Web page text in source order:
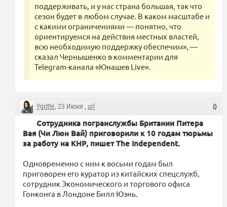
поддерживать, и у нас страна большая, так что
сезон будет в любом случае. В каком масштабе и
с какими ограничениями — понятно, что
ориентируемся на действия местных властей,
всю необходимую поддержку обеспечим», —
сказал Чернышенко в комментарии для
Telegram-канала «Юнашев Live».
0
Ygritte, 23 Июня , url
Сотрудника погранслужбы Британии Питера
Вая (Чи Люн Вай) приговорили к 10 годам тюрьмы
за работу на КНР, пишет The Independent.
Одновременно с ним к восьми годам был
приговорен его куратор из китайских спецслужб,
сотрудник Экономического и торгового офиса
Гонконга в Лондоне Билл Юэнь.